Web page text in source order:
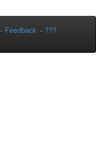
- Feedback - ???